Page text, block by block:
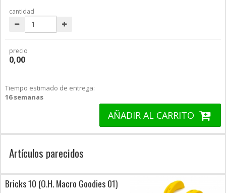
cantidad
precio
0,00
Tiempo estimado de entrega:
16 semanas
AÑADIR AL CARRITO
Artículos parecidos
Bricks 10 (O.H. Macro Goodies 01)